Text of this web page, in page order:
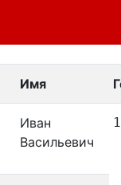
Имя
Иван
Васильевич